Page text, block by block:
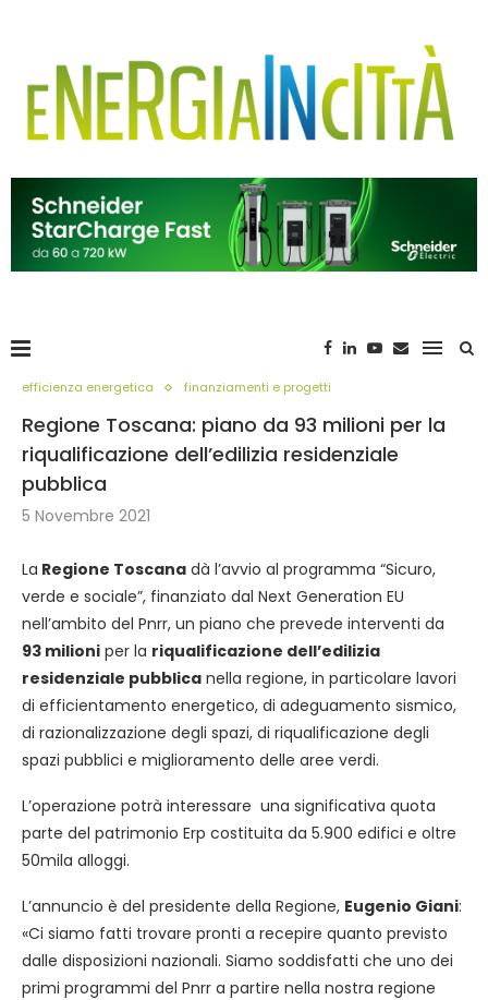
efficienza energetica finanziamenti e progetti
Regione Toscana: piano da 93 milioni per la
riqualificazione dell’edilizia residenziale
pubblica
5 Novembre 2021
La Regione Toscana dà l’avvio al programma “Sicuro,
verde e sociale”, finanziato dal Next Generation EU
nell’ambito del Pnrr, un piano che prevede interventi da
93 milioni per la riqualificazione dell’edilizia
residenziale pubblica nella regione, in particolare lavori
di efficientamento energetico, di adeguamento sismico,
di razionalizzazione degli spazi, di riqualificazione degli
spazi pubblici e miglioramento delle aree verdi.
L’operazione potrà interessare una significativa quota
parte del patrimonio Erp costituita da 5.900 edifici e oltre
50mila alloggi.
L’annuncio è del presidente della Regione, Eugenio Giani:
«Ci siamo fatti trovare pronti a recepire quanto previsto
dalle disposizioni nazionali. Siamo soddisfatti che uno dei
primi programmi del Pnrr a partire nella nostra regione